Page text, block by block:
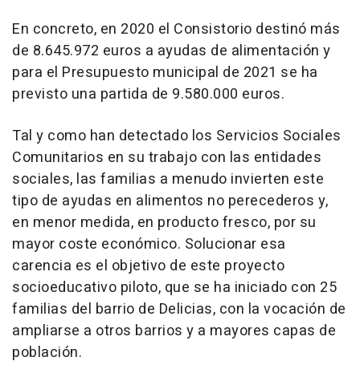
En concreto, en 2020 el Consistorio destinó más
de 8.645.972 euros a ayudas de alimentación y
para el Presupuesto municipal de 2021 se ha
previsto una partida de 9.580.000 euros.
Tal y como han detectado los Servicios Sociales
Comunitarios en su trabajo con las entidades
sociales, las familias a menudo invierten este
tipo de ayudas en alimentos no perecederos y,
en menor medida, en producto fresco, por su
mayor coste económico. Solucionar esa
carencia es el objetivo de este proyecto
socioeducativo piloto, que se ha iniciado con 25
familias del barrio de Delicias, con la vocación de
ampliarse a otros barrios y a mayores capas de
población.